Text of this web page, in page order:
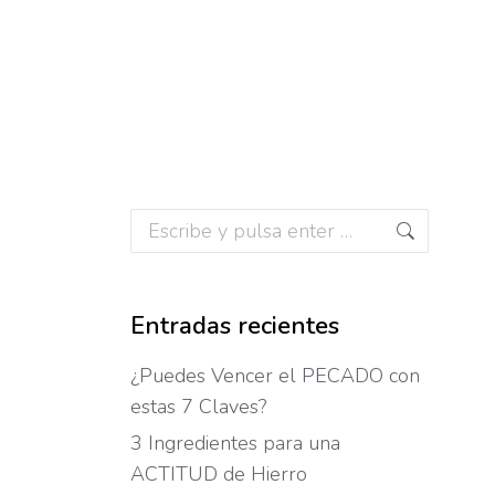
Buscar:
Entradas recientes
¿Puedes Vencer el PECADO con
estas 7 Claves?
3 Ingredientes para una
ACTITUD de Hierro